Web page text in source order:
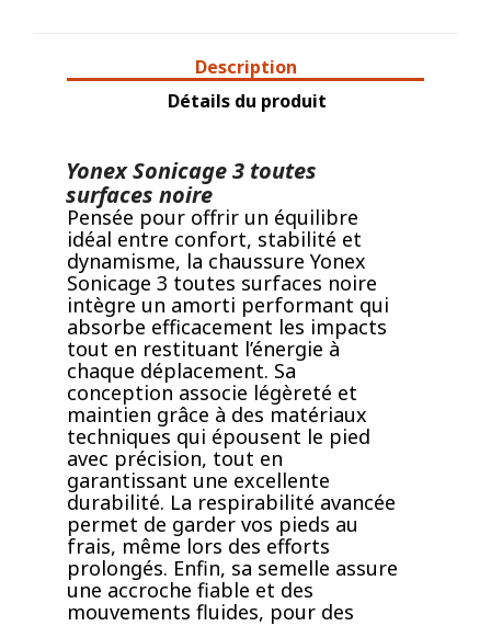
Description
Détails du produit
Yonex Sonicage 3 toutes
surfaces noire
Pensée pour offrir un équilibre
idéal entre confort, stabilité et
dynamisme, la chaussure Yonex
Sonicage 3 toutes surfaces noire
intègre un amorti performant qui
absorbe efficacement les impacts
tout en restituant l’énergie à
chaque déplacement. Sa
conception associe légèreté et
maintien grâce à des matériaux
techniques qui épousent le pied
avec précision, tout en
garantissant une excellente
durabilité. La respirabilité avancée
permet de garder vos pieds au
frais, même lors des efforts
prolongés. Enfin, sa semelle assure
une accroche fiable et des
mouvements fluides, pour des